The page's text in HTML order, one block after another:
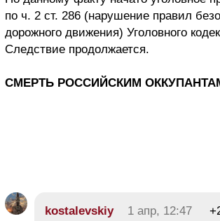
по ч. 2 ст. 286 (нарушение правил
дорожного движения) Уголовного
Следствие продолжается.
СМЕРТЬ РОССИЙСКИМ
kostalevskiy 1 апр, 12:47